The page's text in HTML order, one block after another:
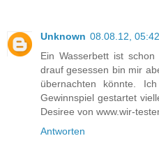
Unknown 08.08.12, 05:42
Ein Wasserbett ist
drauf gesessen bin mir
übernachten könnte.
Gewinnspiel gestartet
Desiree von www.wir-
Antworten